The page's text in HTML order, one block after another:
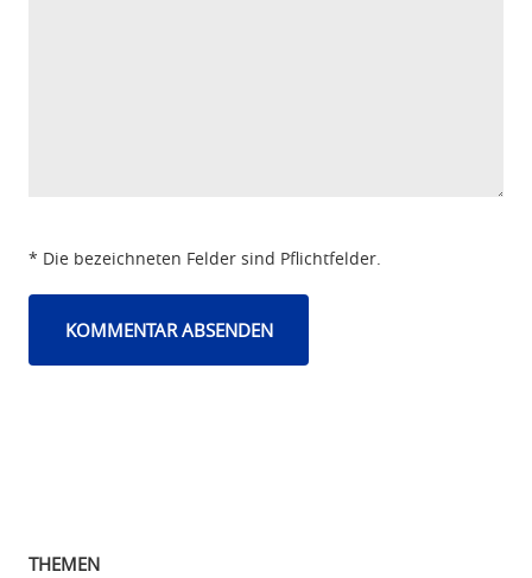
* Die bezeichneten Felder sind Pflichtfelder.
THEMEN